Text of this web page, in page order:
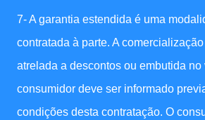
7- A garantia estendida é uma
contratada à parte. A
atrelada a descontos ou embutida no
consumidor deve ser informado
condições desta contratação. O